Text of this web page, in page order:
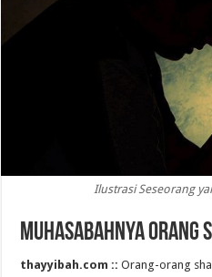
Ilustrasi Seseorang
Muhasabahnya Orang
thayyibah.com ::Orang-orang